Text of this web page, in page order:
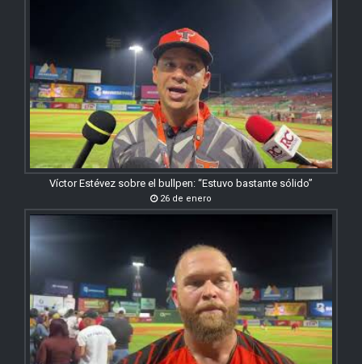
Víctor Estévez sobre el bullpen: “Estuvo bastante sólido”
26 de enero